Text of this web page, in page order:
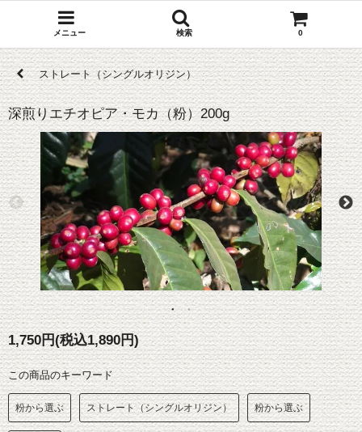
メニュー 検索 0
ストレート（シングルオリジン）
深煎りエチオピア・モカ（粉）200g
1,750円(税込1,890円)
この商品のキーワード
粉から選ぶ ストレート（シングルオリジン） 粉から選ぶ